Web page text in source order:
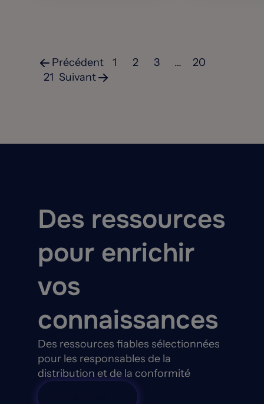
Précédent 1 2 3 …
20
21 Suivant
Des ressources
pour enrichir
vos
connaissances
Des ressources fiables sélectionnées
pour les responsables de la
distribution et de la conformité